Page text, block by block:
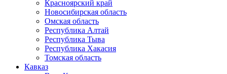
Красноярский край
Новосибирская область
Омская область
Республика Алтай
Республика Тыва
Республика Хакасия
Томская область
Кавказ